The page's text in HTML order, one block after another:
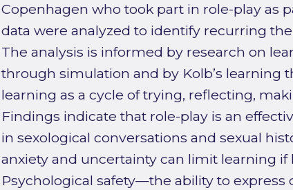
Copenhagen who took part in role-play as
data were analyzed to identify recurring
The analysis is informed by research on
through simulation and by Kolb’s learning
learning as a cycle of trying, reflecting,
Findings indicate that role-play is an
in sexological conversations and sexual
anxiety and uncertainty can limit learning if
Psychological safety—the ability to express